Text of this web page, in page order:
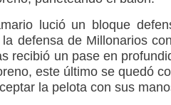
lució un bloque
defensa de Millonarios
recibió un pase en
este último se quedó
la pelota con sus